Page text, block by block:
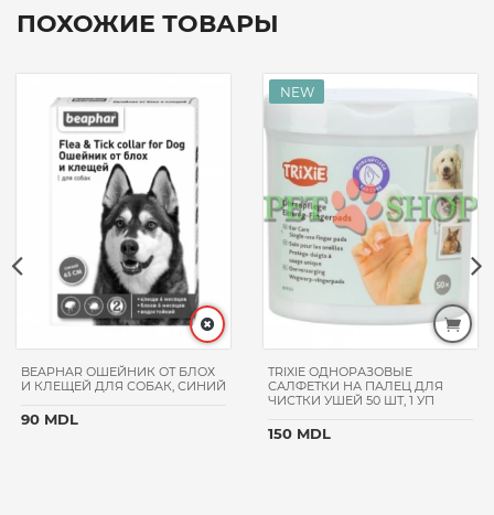
ПОХОЖИЕ ТОВАРЫ
BEAPHAR ОШЕЙНИК ОТ БЛОХ
И КЛЕЩЕЙ ДЛЯ СОБАК, СИНИЙ
90 MDL
TRIXIE ОДНОРАЗОВЫЕ
САЛФЕТКИ НА ПАЛЕЦ ДЛЯ
ЧИСТКИ УШЕЙ 50 ШТ, 1 УП
150 MDL